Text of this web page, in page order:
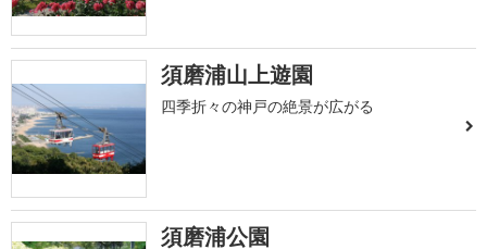
須磨浦山上遊園
四季折々の神戸の絶景が広がる
須磨浦公園